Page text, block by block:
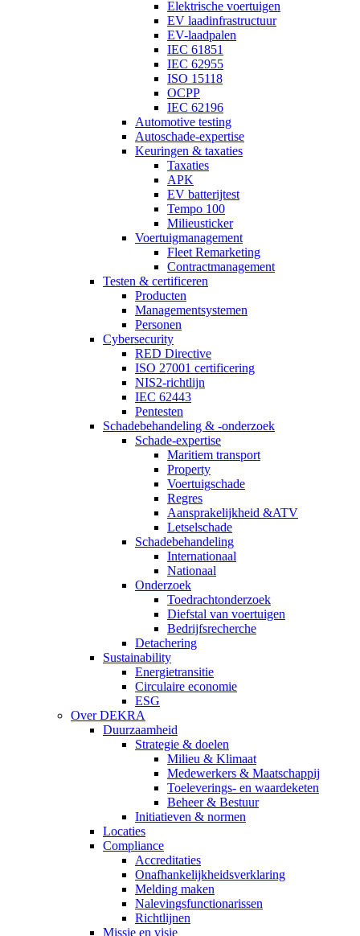
Elektrische voertuigen
EV laadinfrastructuur
EV-laadpalen
IEC 61851
IEC 62955
ISO 15118
OCPP
IEC 62196
Automotive testing
Autoschade-expertise
Keuringen & taxaties
Taxaties
APK
EV batterijtest
Tempo 100
Milieusticker
Voertuigmanagement
Fleet Remarketing
Contractmanagement
Testen & certificeren
Producten
Managementsystemen
Personen
Cybersecurity
RED Directive
ISO 27001 certificering
NIS2-richtlijn
IEC 62443
Pentesten
Schadebehandeling & -onderzoek
Schade-expertise
Maritiem transport
Property
Voertuigschade
Regres
Aansprakelijkheid &ATV
Letselschade
Schadebehandeling
Internationaal
Nationaal
Onderzoek
Toedrachtonderzoek
Diefstal van voertuigen
Bedrijfsrecherche
Detachering
Sustainability
Energietransitie
Circulaire economie
ESG
Over DEKRA
Duurzaamheid
Strategie & doelen
Milieu & Klimaat
Medewerkers & Maatschappij
Toeleverings- en waardeketen
Beheer & Bestuur
Initiatieven & normen
Locaties
Compliance
Accreditaties
Onafhankelijkheidsverklaring
Melding maken
Nalevingsfunctionarissen
Richtlijnen
Missie en visie